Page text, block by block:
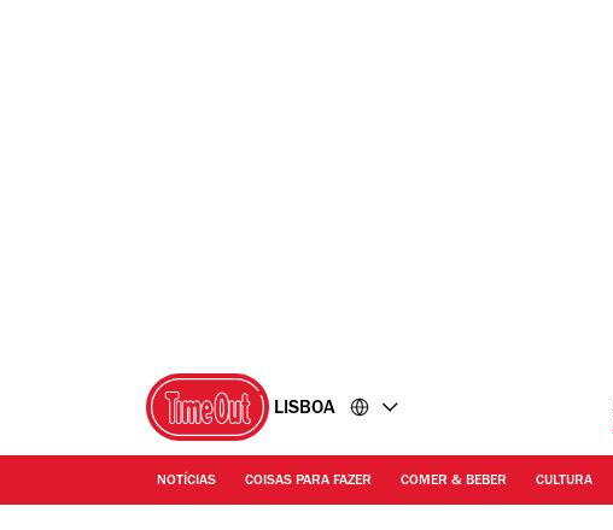
LISBOA
NOTÍCIAS COISAS PARA FAZER COMER & BEBER CULTURA